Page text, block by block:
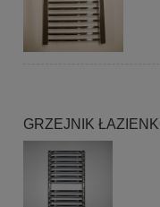
GRZEJNIK